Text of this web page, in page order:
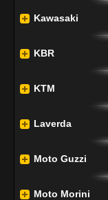
Kawasaki
KBR
KTM
Laverda
Moto Guzzi
Moto Morini